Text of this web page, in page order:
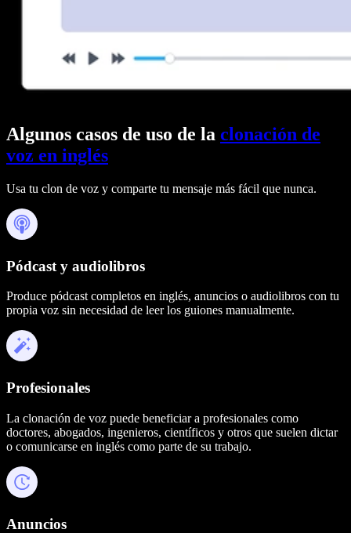
Algunos casos de uso de la clonación de
voz en inglés
Usa tu clon de voz y comparte tu mensaje más fácil que nunca.
Pódcast y audiolibros
Produce pódcast completos en inglés, anuncios o audiolibros con tu
propia voz sin necesidad de leer los guiones manualmente.
Profesionales
La clonación de voz puede beneficiar a profesionales como
doctores, abogados, ingenieros, científicos y otros que suelen dictar
o comunicarse en inglés como parte de su trabajo.
Anuncios